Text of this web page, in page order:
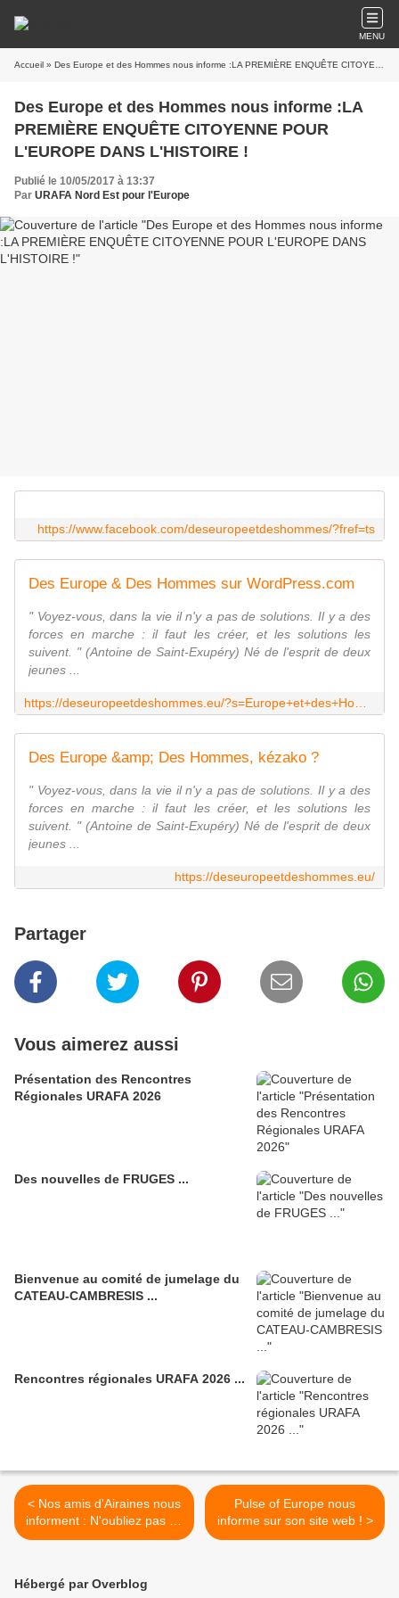
MENU
Accueil » Des Europe et des Hommes nous informe :LA PREMIÈRE ENQUÊTE CITOYENNE POUR L'EUROPE DANS L'HISTOIRE !
Des Europe et des Hommes nous informe :LA
PREMIÈRE ENQUÊTE CITOYENNE POUR
L'EUROPE DANS L'HISTOIRE !
Publié le 10/05/2017 à 13:37
Par URAFA Nord Est pour l'Europe
https://www.facebook.com/deseuropeetdeshommes/?fref=ts
Des Europe & Des Hommes sur WordPress.com
" Voyez-vous, dans la vie il n'y a pas de solutions. Il y a des
forces en marche : il faut les créer, et les solutions les
suivent. " (Antoine de Saint-Exupéry) Né de l'esprit de deux
jeunes ...
Des Europe &amp; Des Hommes, kézako ?
" Voyez-vous, dans la vie il n'y a pas de solutions. Il y a des
forces en marche : il faut les créer, et les solutions les
suivent. " (Antoine de Saint-Exupéry) Né de l'esprit de deux
jeunes ...
https://deseuropeetdeshommes.eu/
Partager
Vous aimerez aussi
Présentation des Rencontres
Régionales URAFA 2026
Des nouvelles de FRUGES ...
Bienvenue au comité de jumelage du
CATEAU-CAMBRESIS ...
Rencontres régionales URAFA 2026 ...
< Nos amis d'Airaines nous
informent : N'oubliez pas de
voter pour v/notre projet
heures !!!
Pulse of Europe nous
informe sur son site web ! >
Hébergé par Overblog